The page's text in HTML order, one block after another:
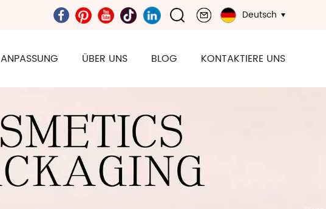
Deutsch
ANPASSUNG ÜBER UNS BLOG KONTAKTIERE UNS